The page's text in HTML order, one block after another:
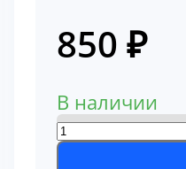
850 ₽
В наличии
товара